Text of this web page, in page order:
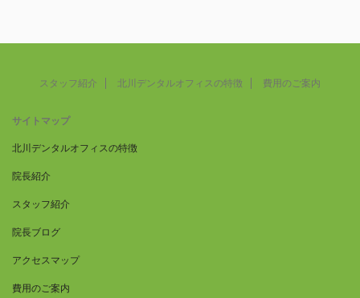
スタッフ紹介 北川デンタルオフィスの特徴 費用のご案内
サイトマップ
北川デンタルオフィスの特徴
院長紹介
スタッフ紹介
院長ブログ
アクセスマップ
費用のご案内